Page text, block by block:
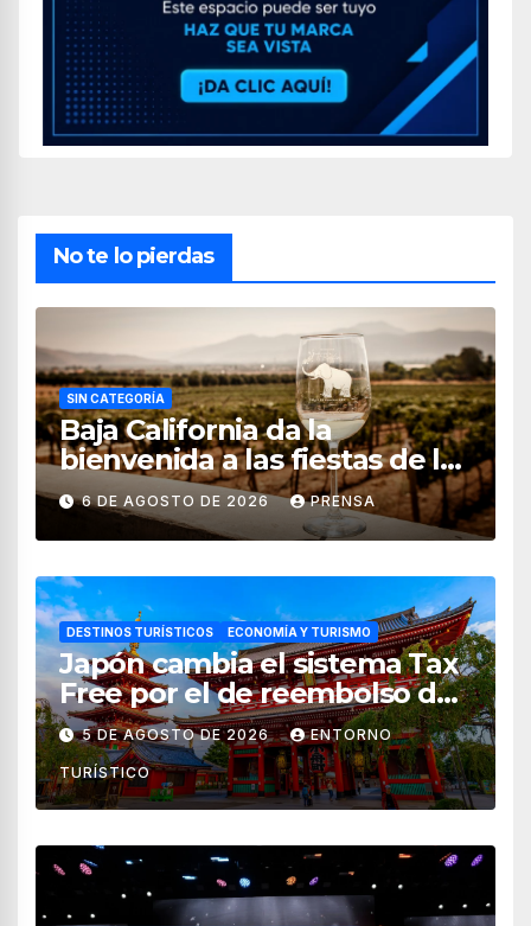
No te lo pierdas
SIN CATEGORÍA
Baja California da la
bienvenida a las fiestas de la
vendimia 2026
6 DE AGOSTO DE 2026 PRENSA
DESTINOS TURÍSTICOS ECONOMÍA Y TURISMO
Japón cambia el sistema Tax
Free por el de reembolso de
impuestos desde noviembre
de 2026
5 DE AGOSTO DE 2026 ENTORNO
TURÍSTICO